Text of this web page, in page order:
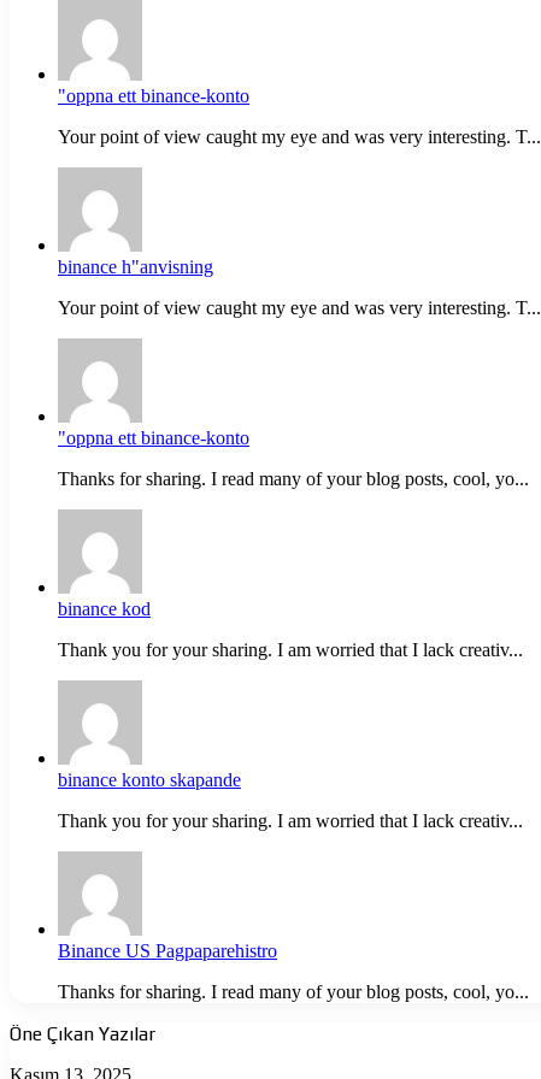
"oppna ett binance-konto
Your point of view caught my eye and was very interesting. T...
binance h"anvisning
Your point of view caught my eye and was very interesting. T...
"oppna ett binance-konto
Thanks for sharing. I read many of your blog posts, cool, yo...
binance kod
Thank you for your sharing. I am worried that I lack creativ...
binance konto skapande
Thank you for your sharing. I am worried that I lack creativ...
Binance US Pagpaparehistro
Thanks for sharing. I read many of your blog posts, cool, yo...
Öne Çıkan Yazılar
Ölüme
Kasım 13, 2025